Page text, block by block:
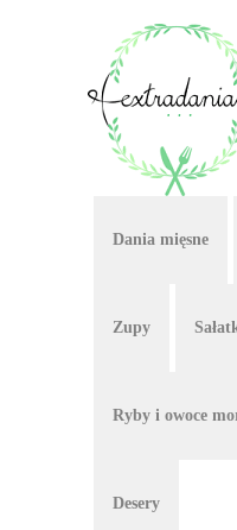
Dania mięsne
Zupy
Ryby i owoce
Desery